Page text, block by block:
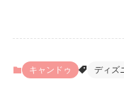
キャンドゥ ディズ